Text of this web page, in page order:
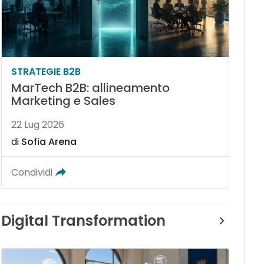
STRATEGIE B2B
MarTech B2B: allineamento
Marketing e Sales
22 Lug 2026
di Sofia Arena
Condividi
Digital Transformation